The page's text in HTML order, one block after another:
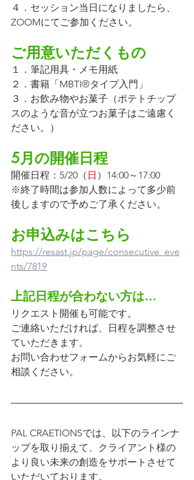
４．セッション当日になりましたら、
ZOOMにてご参加ください。
ご用意いただくもの
１．筆記用具・メモ用紙
２．書籍「MBTI®タイプ入門」
３．お飲み物やお菓子（ポテトチップ
スのような音が立つお菓子はご遠慮く
ださい。）
5月の開催日程
開催日程：5/20（ 日 ）14:00～17:00
※終了時間は参加人数によって多少前
後しますので予めご了承ください。
お申込みはこちら
https://resast.jp/page/consecutive_eve
nts/7819
上記日程が合わない方は…
リクエスト開催も可能です。
ご連絡いただければ、日程を調整させ
ていただきます。
お問い合わせフォームからお気軽にご
相談ください。
PAL CRAETIONSでは、以下のラインナ
ップを取り揃えて、クライアント様の
より良い未来の創造をサポートさせて
いただいております。